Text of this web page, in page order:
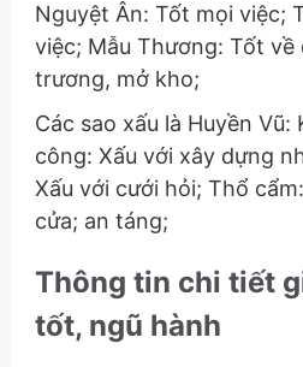
Nguyệt Ân: Tốt mọi việc;
việc; Mẫu Thương: Tốt về
trương, mở kho;
Các sao xấu là Huyền Vũ:
công: Xấu với xây dựng
Xấu với cưới hỏi; Thổ
cửa; an táng;
Thông tin chi tiết
tốt, ngũ hành